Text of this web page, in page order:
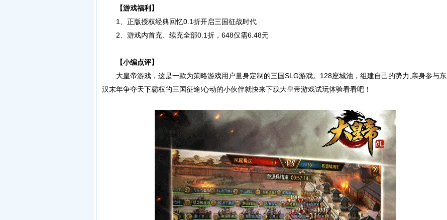
【游戏福利】
1、正版授权经典回忆0.1折开启三国征战时代
2、游戏内首充、续充全部0.1折，648仅需6.48元
【小编点评】
大皇帝游戏，这是一款为策略游戏用户量身定制的三国SLG游戏。128座城池，组建自己的势力,亲身参与东
汉末年争夺天下霸权的三国征途!心动的小伙伴就快来下载大皇帝游戏试玩体验看看吧！